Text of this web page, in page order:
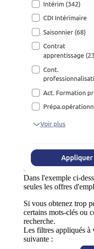
Dans l'exemple ci-
seules les offres
Si vous obtenez trop
certains mots-clés ou
recherche.
Les filtres appliqués à
suivante :